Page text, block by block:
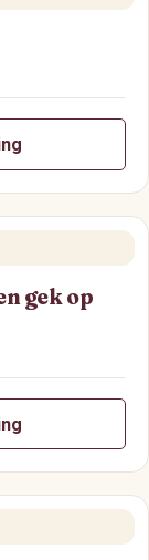
gek op